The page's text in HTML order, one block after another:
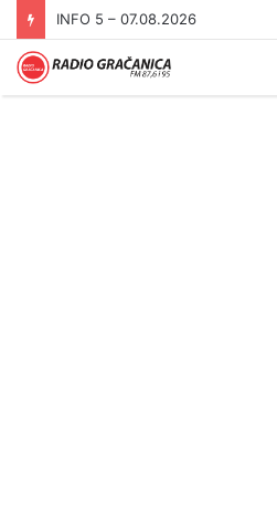
INFO 5 – 06.08.2026.